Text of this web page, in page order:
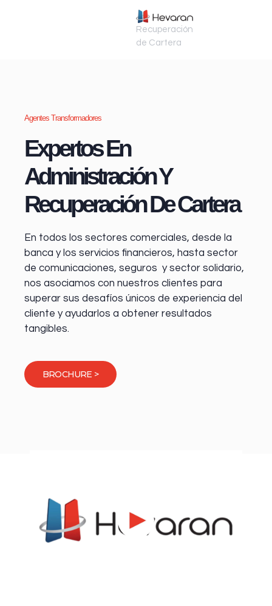
Recuperación
de Cartera
Agentes Transformadores
Expertos En
Administración Y
Recuperación De Cartera
En todos los sectores comerciales, desde la
banca y los servicios financieros, hasta sector
de comunicaciones, seguros y sector solidario,
nos asociamos con nuestros clientes para
superar sus desafíos únicos de experiencia del
cliente y ayudarlos a obtener resultados
tangibles.
BROCHURE >